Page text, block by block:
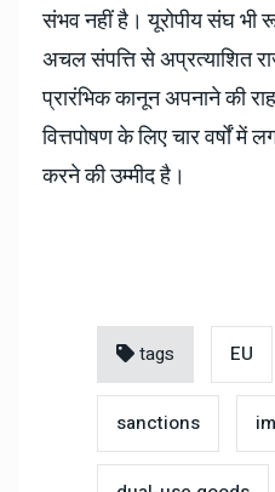
संभव नहीं है। यूरोपीय संघ भी
अचल संपत्ति से अप्रत्याशित
प्रारंभिक कानून अपनाने की
वित्तपोषण के लिए चार वर्षों में
करने की उम्मीद है।
tags EU
sanctions